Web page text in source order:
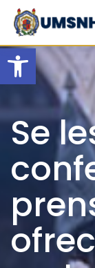
Open
Skip
content
Se